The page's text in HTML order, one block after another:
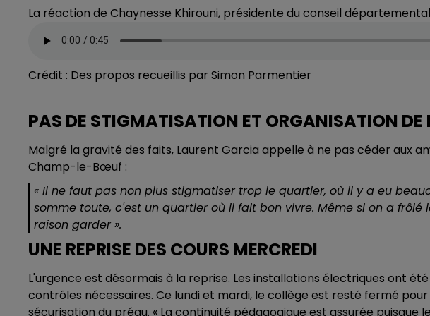
La réaction de Chaynesse Khirouni, présidente du conseil
Crédit : Des propos recueillis par Simon Parmentier
PAS DE STIGMATISATION ET ORGANISATION DE
Malgré la gravité des faits, Laurent Garcia appelle à ne pas céder aux
Champ-le-Bœuf :
« Il ne faut pas non plus stigmatiser trop le quartier, où il y a eu
somme toute, c'est un quartier où il fait bon vivre. Même si on a
raison garder ».
UNE REPRISE DES COURS MERCREDI
L'urgence est désormais à la reprise. Les installations électriques ont
contrôles nécessaires. Ce lundi et mardi, le collège est resté fermé
sécurisation du préau. « La continuité pédagogique est assurée puisque